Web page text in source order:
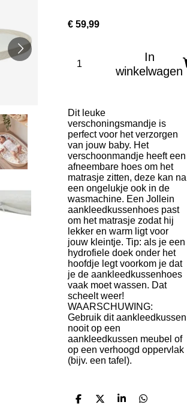
€ 59,99
In
winkelwagen
Dit leuke
verschoningsmandje is
perfect voor het verzorgen
van jouw baby. Het
verschoonmandje heeft een
afneembare hoes om het
matrasje zitten, deze kan na
een ongelukje ook in de
wasmachine. Een Jollein
aankleedkussenhoes past
om het matrasje zodat hij
lekker en warm ligt voor
jouw kleintje. Tip: als je een
hydrofiele doek onder het
hoofdje legt voorkom je dat
je de aankleedkussenhoes
vaak moet wassen. Dat
scheelt weer!
WAARSCHUWING:
Gebruik dit aankleedkussen
nooit op een
aankleedkussen meubel of
op een verhoogd oppervlak
(bijv. een tafel).
D
D
S
D